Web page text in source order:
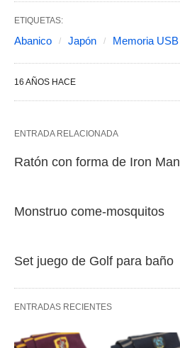
ETIQUETAS:
Abanico Japón Memoria USB
16 AÑOS HACE
ENTRADA RELACIONADA
Ratón con forma de Iron Man
Monstruo come-mosquitos
Set juego de Golf para baño
ENTRADAS RECIENTES